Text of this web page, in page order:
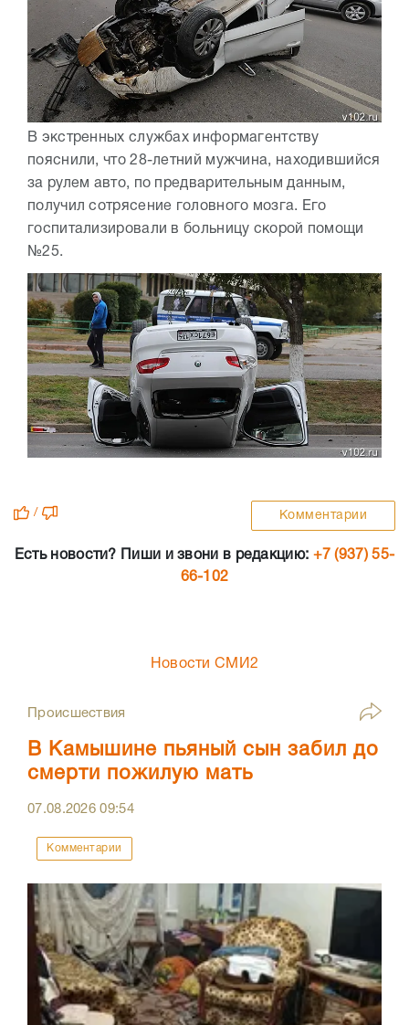
В экстренных службах информагентству
пояснили, что 28-летний мужчина, находившийся
за рулем авто, по предварительным данным,
получил сотрясение головного мозга. Его
госпитализировали в больницу скорой помощи
№25.
/ Комментарии
Есть новости? Пиши и звони в редакцию: +7 (937) 55-
66-102
Новости СМИ2
Происшествия
В Камышине пьяный сын забил до
смерти пожилую мать
07.08.202609:54
Комментарии